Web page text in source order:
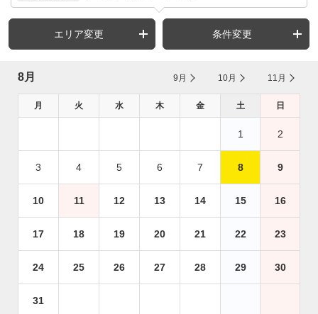
エリア変更 条件変更
8月 9月 10月 11月
月 火 水 木 金 土 日
1 2
3 4 5 6 7 8 9
10 11 12 13 14 15 16
17 18 19 20 21 22 23
24 25 26 27 28 29 30
31